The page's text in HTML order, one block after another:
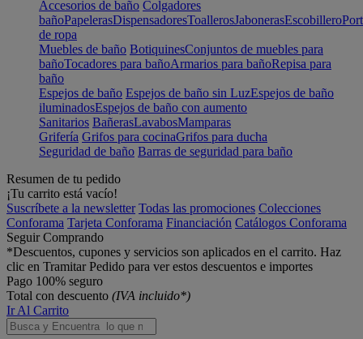
Accesorios de baño Colgadores
bañoPapelerasDispensadoresToallerosJabonerasEscobillero
de ropa
Muebles de baño BotiquinesConjuntos de muebles para
bañoTocadores para bañoArmarios para bañoRepisa para
baño
Espejos de baño Espejos de baño sin LuzEspejos de baño
iluminadosEspejos de baño con aumento
Sanitarios BañerasLavabosMamparas
Grifería Grifos para cocinaGrifos para ducha
Seguridad de baño Barras de seguridad para baño
Resumen de tu pedido
¡Tu carrito está vacío!
Suscríbete a la newsletter Todas las promociones Colecciones
Conforama Tarjeta Conforama Financiación Catálogos Conforama
Seguir Comprando
*Descuentos, cupones y servicios son aplicados en el carrito. Haz
clic en Tramitar Pedido para ver estos descuentos e importes
Pago 100% seguro
Total con descuento (IVA incluido*)
Ir Al Carrito